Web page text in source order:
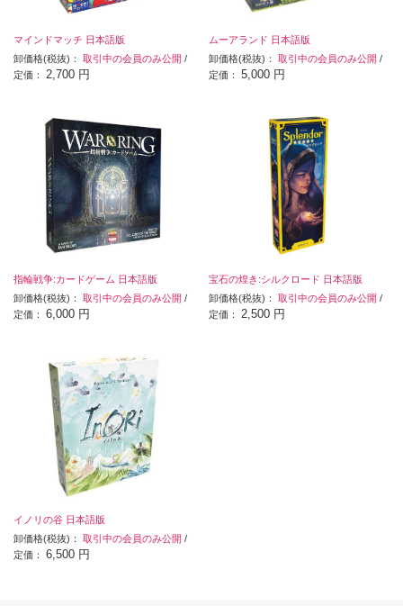
マインドマッチ 日本語版
卸価格(税抜)： 取引中の会員のみ公開 /
定価： 2,700 円
ムーアランド 日本語版
卸価格(税抜)：取引中の会員のみ公開 /
定価：5,000 円
指輪戦争:カードゲーム 日本語版
卸価格(税抜)： 取引中の会員のみ公開 /
定価： 6,000 円
宝石の煌き:シルクロード 日本語版
卸価格(税抜)：取引中の会員のみ公開 /
定価： 2,500 円
イノリの谷 日本語版
卸価格(税抜)： 取引中の会員のみ公開 /
定価： 6,500 円